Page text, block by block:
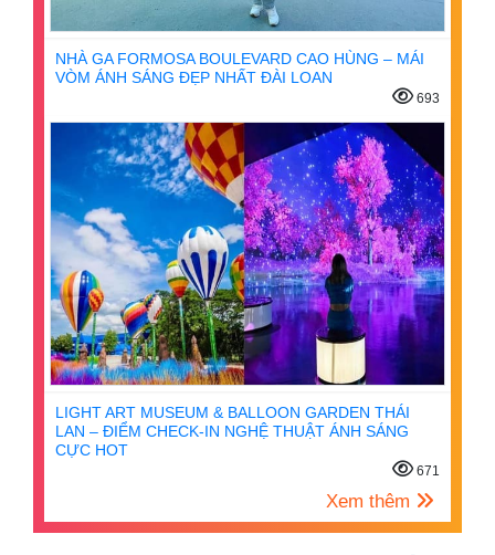
NHÀ GA FORMOSA BOULEVARD CAO HÙNG – MÁI
VÒM ÁNH SÁNG ĐẸP NHẤT ĐÀI LOAN
693
LIGHT ART MUSEUM & BALLOON GARDEN THÁI
LAN – ĐIỂM CHECK-IN NGHỆ THUẬT ÁNH SÁNG
CỰC HOT
671
Xem thêm